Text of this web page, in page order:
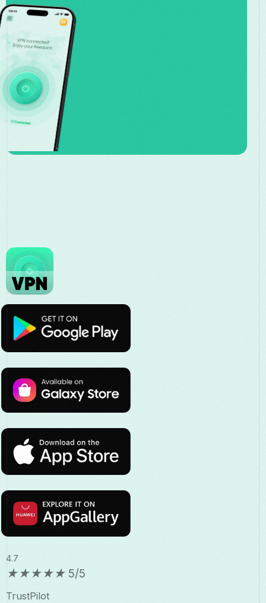
4.7
★★★★★ 5/5
TrustPilot